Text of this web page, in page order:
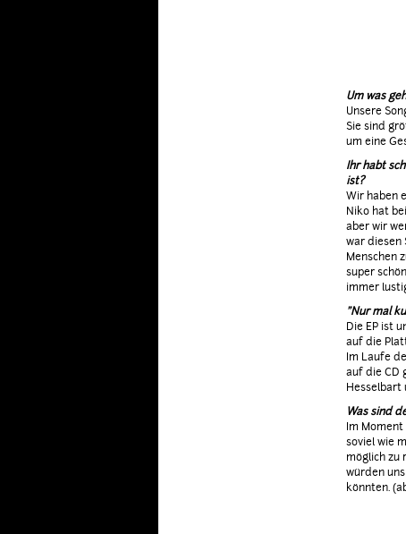
Um was
Unsere
Sie sind
um eine
Ihr habt
ist?
Wir haben
Niko hat
aber wir
war diesen
Menschen
super
immer
"Nur mal
Die EP ist
auf die
Im Laufe
auf die CD
Hesselbart
Was sind
Im
soviel wie
möglich zu
würden
könnten.